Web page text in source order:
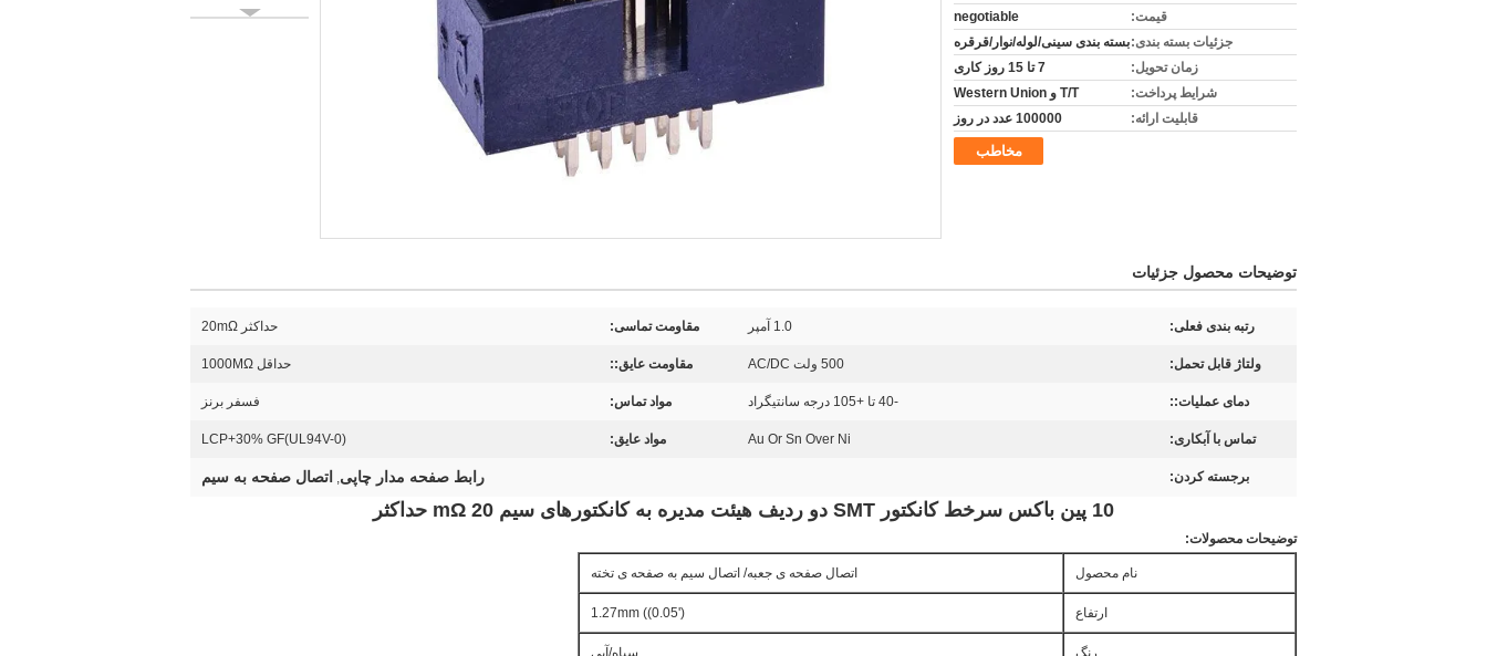
قیمت:
negotiable
جزئیات بسته بندی:بسته بندی سینی/لوله/نوار/قرقره
زمان تحویل:
7 تا 15 روز کاری
شرایط پرداخت:
T/T و Western Union
قابلیت ارائه:
100000 عدد در روز
مخاطب
توضیحات محصول جزئیات
رتبه بندی فعلی: 1.0 آمپر مقاومت تماسی: حداکثر 20mΩ
ولتاژ قابل تحمل: 500 ولت AC/DC مقاومت عایق:: حداقل 1000MΩ
دمای عملیات:: -40 تا +105 درجه سانتیگراد مواد تماس: فسفر برنز
تماس با آبکاری: Au Or Sn Over Ni مواد عایق: LCP+30% GF(UL94V-0)
برجسته کردن: رابط صفحه مدار چاپی, اتصال صفحه به سیم
10 پین باکس سرخط کانکتور SMT دو ردیف هیئت مدیره به کانکتورهای سیم 20 mΩ حداکثر
توضیحات محصولات:
نام محصول اتصال صفحه ی جعبه/ اتصال سیم به صفحه ی تخته
ارتفاع 1.27mm ((0.05')
رنگ سیاه/آبی